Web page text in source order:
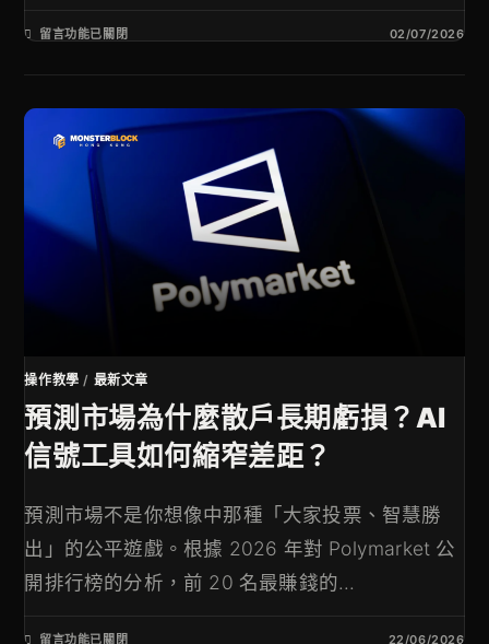
留言功能已關閉 02/07/2026
操作教學 / 最新文章
預測市場為什麼散戶長期虧損？AI
信號工具如何縮窄差距？
預測市場不是你想像中那種「大家投票、智慧勝
出」的公平遊戲。根據 2026 年對 Polymarket 公
開排行榜的分析，前 20 名最賺錢的...
留言功能已關閉 22/06/2026